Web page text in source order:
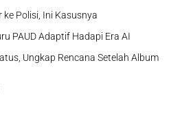
Polisi, Ini Kasusnya
PAUD Adaptif Hadapi Era AI
Ungkap Rencana Setelah Album